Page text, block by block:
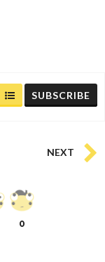
SUBSCRIBE
NEXT
0